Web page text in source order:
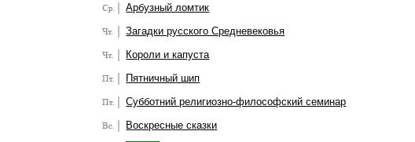
Арбузный ломтик
Загадки русского Средневековья
Короли и капуста
Пятничный шип
Субботний религиозно-философский семинар
Воскресные сказки